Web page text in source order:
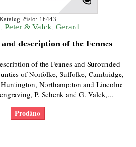
Katalog. číslo: 16443
Peter & Valck, Gerard
description of the Fennes
of the Fennes and Surounded
of Norfolke, Suffolke, Cambridge,
Northamp:ton and Lincolne
P. Schenk and G. Valck,...
Prodáno